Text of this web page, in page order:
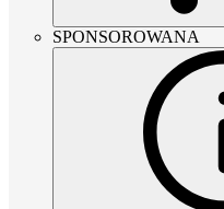
SPONSOROWANA